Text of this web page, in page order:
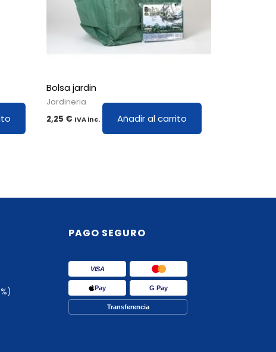
Bolsa jardin
Jardineria
2,25 € IVA inc. Añadir al carrito
PAGO SEGURO
VISA
Pay G Pay
Transferencia